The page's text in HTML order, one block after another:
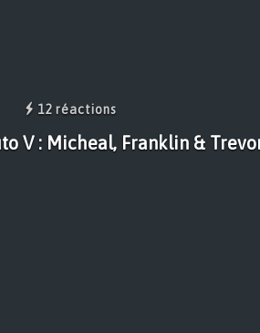
12 réactions
V : Micheal, Franklin &